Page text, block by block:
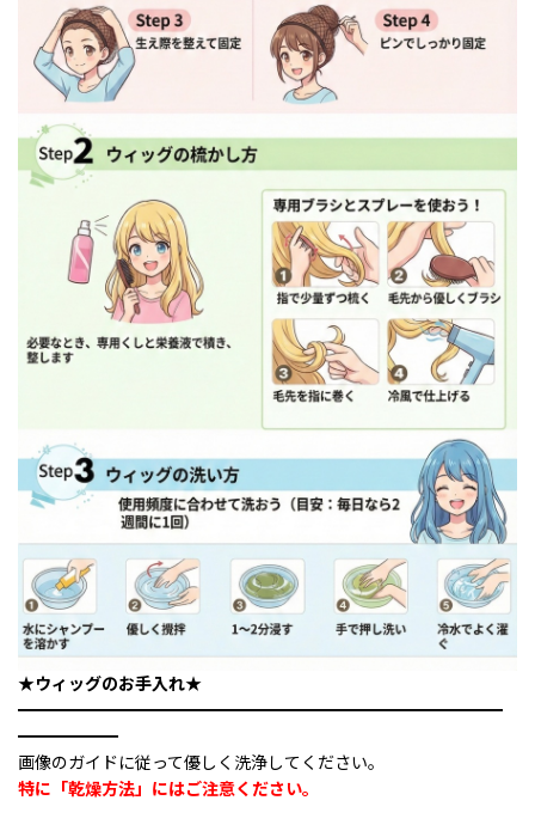
★ウィッグのお手入れ★
━━━━━━━━━━━━━━━━━━━━━━━━━━━━━
━━━━━━
画像のガイドに従って優しく洗浄してください。
特に「乾燥方法」にはご注意ください。